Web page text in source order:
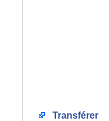
Transférer